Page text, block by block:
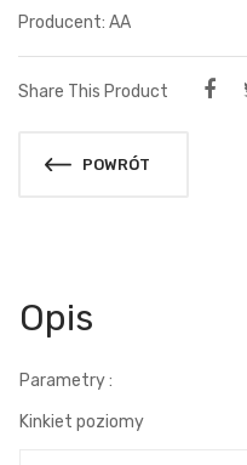
AA
Share This Product
POWRÓT
Opis
Parametry :
Kinkiet poziomy